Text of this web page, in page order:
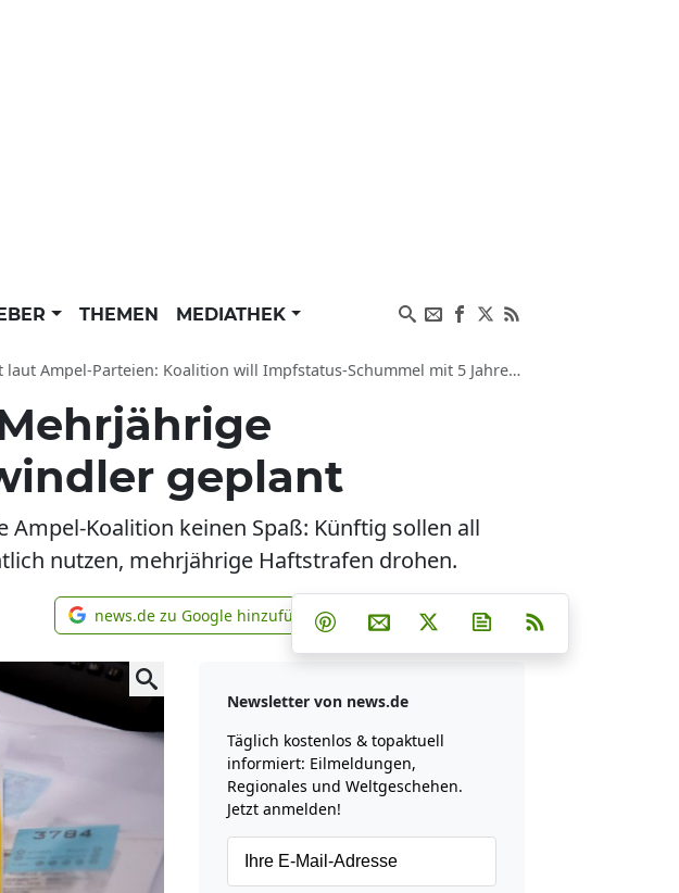
THEMEN MEDIATHEK
Parteien: Koalition will Impfstatus-Schummel mit 5 Jahren Haft bestrafen
geplant
Koalition keinen Spaß: Künftig sollen all
nutzen, mehrjährige Haftstrafen drohen.
news.de zu Google hinzufügen
news.de zu Google hinzufügen Teilen auf Facebook
Teilen auf Whatsapp
Teilen auf Telegram
Teilen auf Pinterest
Per E-Mail teilen
Post auf XNewsletter
Newsletter von news.de
Täglich kostenlos & topaktuell
informiert: Eilmeldungen,
Regionales und Weltgeschehen.
Jetzt anmelden!